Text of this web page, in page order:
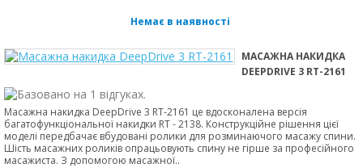
Немає в наявності
МАСАЖНА НАКИДКА
DEEPDRIVE 3 RT-2161
Масажна накидка DeepDrive 3 RT-2161 це вдосконалена версія
багатофункціональної накидки RT - 2138. Конструкційне рішення цієї
моделі передбачає вбудовані ролики для розминаючого масажу спини.
Шість масажних роликів опрацьовують спину не гірше за професійного
масажиста. З допомогою масажної..